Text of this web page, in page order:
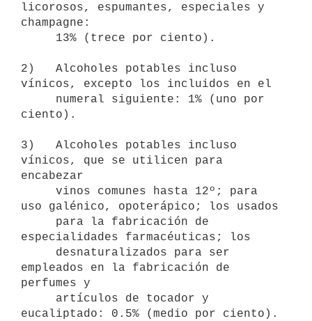
licorosos, espumantes, especiales y
champagne:
2)   Alcoholes potables incluso
vínicos, excepto los incluidos en el
ciento).
3)   Alcoholes potables incluso
vínicos, que se utilicen para
encabezar
uso galénico, opoterápico; los usados
especialidades farmacéuticas; los
empleados en la fabricación de
perfumes y
eucaliptado: 0.5% (medio por ciento).